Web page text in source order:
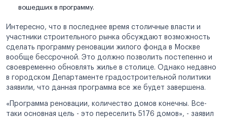
вошедших в программу.
Интересно, что в последнее время столичные власти и
участники строительного рынка обсуждают возможность
сделать программу реновации жилого фонда в Москве
вообще бессрочной. Это должно позволить постепенно и
своевременно обновлять жилье в столице. Однако недавно
в городском Департаменте градостроительной политики
заявили, что данная программа все же будет завершена.
«Программа реновации, количество домов конечны. Все-
таки основная цель - это переселить 5176 домов», - заявил